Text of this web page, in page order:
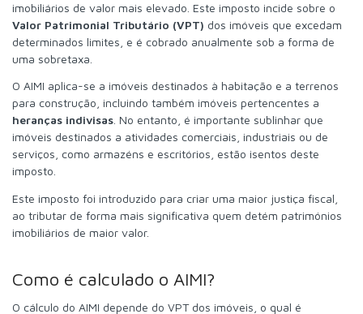
imobiliários de valor mais elevado. Este imposto incide sobre o
Valor Patrimonial Tributário (VPT) dos imóveis que excedam
determinados limites, e é cobrado anualmente sob a forma de
uma sobretaxa.
O AIMI aplica-se a imóveis destinados à habitação e a terrenos
para construção, incluindo também imóveis pertencentes a
heranças indivisas . No entanto, é importante sublinhar que
imóveis destinados a atividades comerciais, industriais ou de
serviços, como armazéns e escritórios, estão isentos deste
imposto.
Este imposto foi introduzido para criar uma maior justiça fiscal,
ao tributar de forma mais significativa quem detém patrimónios
imobiliários de maior valor.
Como é calculado o AIMI?
O cálculo do AIMI depende do VPT dos imóveis, o qual é